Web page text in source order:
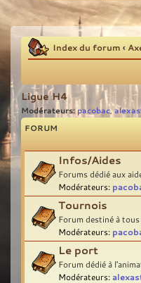
Index du forum ‹
Ligue H4
Modérateurs: pacobac,
FORUM
Infos/Aides
Forums dédié aux
Modérateurs:
Tournois
Forum destiné à
Modérateurs:
Le port
Forum dédié à
Modérateurs: